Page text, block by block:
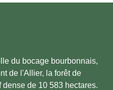
du bocage bourbonnais,
de l'Allier, la forêt de
de 10 583 hectares.